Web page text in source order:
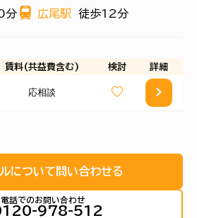
分 広尾駅 徒歩12分
賃料(共益費含む) 検討 詳細
応相談
について問い合わせる
電話でのお問い合わせ
978-512